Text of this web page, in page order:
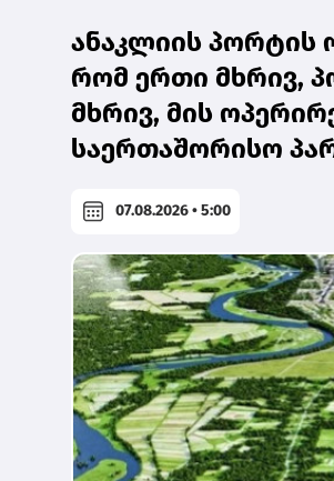
ანაკლიის პორტის
რომ ერთი მხრივ,
მხრივ, მის
საერთაშორისო
07.08.2026 • 5:00